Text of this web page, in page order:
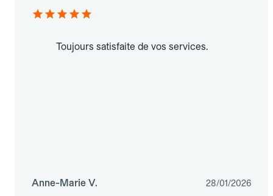
Toujours satisfaite de vos services.
Anne-Marie V. 28/01/2026